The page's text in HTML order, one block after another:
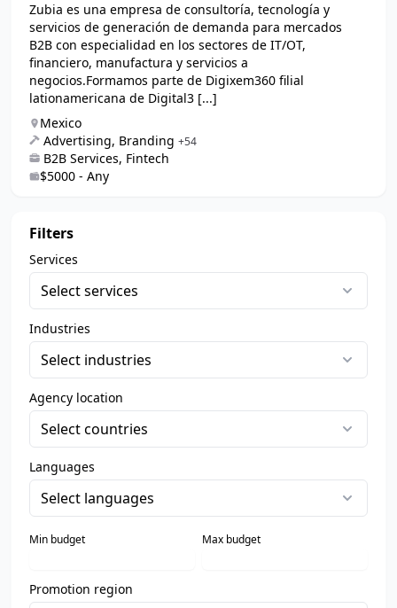
Zubia es una empresa de consultoría, tecnología y
servicios de generación de demanda para mercados
B2B con especialidad en los sectores de IT/OT,
financiero, manufactura y servicios a
negocios.Formamos parte de Digixem360 filial
lationamericana de Digital3 [...]
Mexico
Advertising, Branding +54
B2B Services, Fintech
$5000 - Any
Filters
Services
Select services
Industries
Select industries
Agency location
Select countries
Languages
Select languages
Min budget Max budget
Promotion region